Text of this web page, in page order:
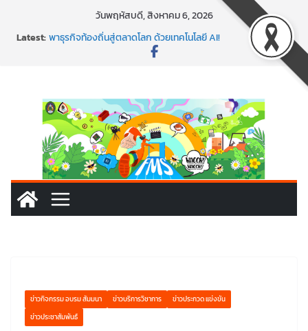
วันพฤหัสบดี, สิงหาคม 6, 2026
Latest:พาธุรกิจท้องถิ่นสู่ตลาดโลก ด้วยเทคโนโลยี AI!
SMEs ยุคนี้ ถ้าไม่ใช้ AI ถือว่าพลาดมาก!
พร้อมลุยแล้ว! ปักหมุดโรดแมป AI อัปสกิลธุรกิจให้พุ่งทะยาน
ข่าวกิจกรรม อบรม สัมมนา ข่าวบริการวิชาการ
ข่าวประกวด แข่งขัน
ข่าวประชาสัมพันธ์